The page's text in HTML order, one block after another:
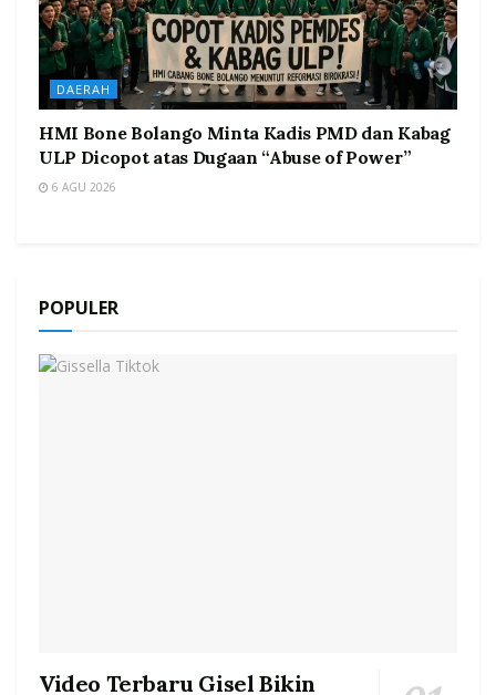
DAERAH
HMI Bone Bolango Minta Kadis PMD dan Kabag
ULP Dicopot atas Dugaan “Abuse of Power”
6 AGU 2026
POPULER
Video Terbaru Gisel Bikin